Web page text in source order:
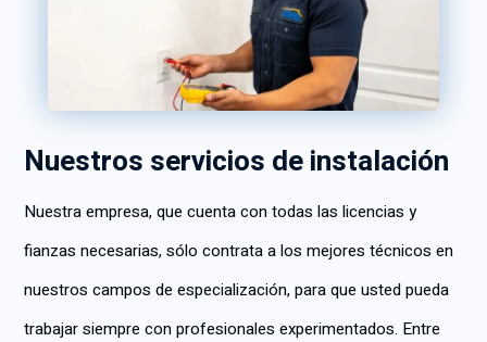
Nuestros servicios de instalación
Nuestra empresa, que cuenta con todas las licencias y
fianzas necesarias, sólo contrata a los mejores técnicos en
nuestros campos de especialización, para que usted pueda
trabajar siempre con profesionales experimentados. Entre